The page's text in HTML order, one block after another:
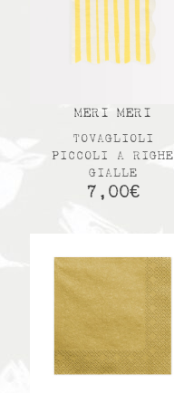
MERI MERI
TOVAGLIOLI
PICCOLI A RIGHE
GIALLE
7,00€